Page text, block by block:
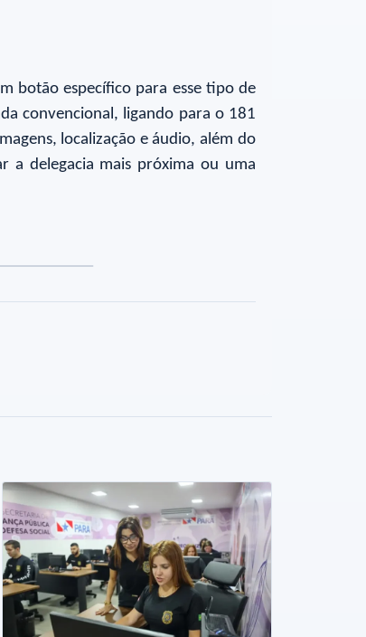
botão específico para esse tipo de
convencional, ligando para o 181
localização e áudio, além do
a delegacia mais próxima ou uma